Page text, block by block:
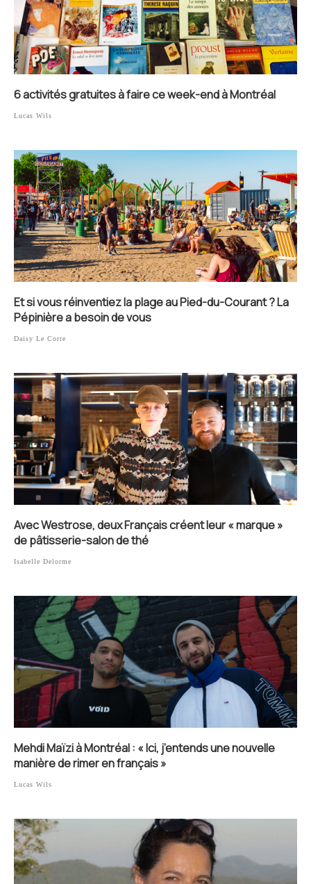
6 activités gratuites à faire ce week-end à Montréal
Lucas Wils
Et si vous réinventiez la plage au Pied-du-Courant ? La
Pépinière a besoin de vous
Daisy Le Corre
Avec Westrose, deux Français créent leur « marque »
de pâtisserie-salon de thé
Isabelle Delorme
Mehdi Maïzi à Montréal : « Ici, j’entends une nouvelle
manière de rimer en français »
Lucas Wils